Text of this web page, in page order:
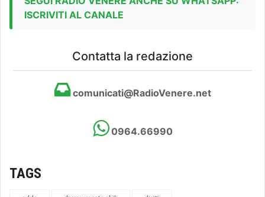
ISCRIVITI AL CANALE
Contatta la redazione
comunicati@RadioVenere.net
0964.66990
TAGS